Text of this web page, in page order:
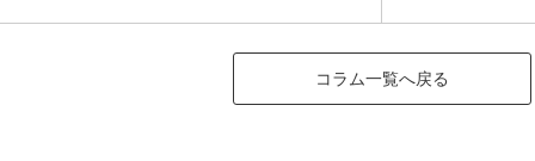
コラム一覧へ戻る